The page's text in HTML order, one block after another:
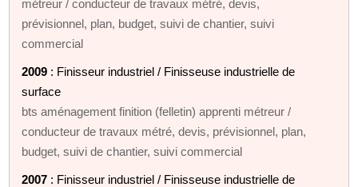
métreur / conducteur de travaux métré, devis,
prévisionnel, plan, budget, suivi de chantier, suivi
commercial
2009 : Finisseur industriel / Finisseuse industrielle de
surface
bts aménagement finition (felletin) apprenti métreur /
conducteur de travaux métré, devis, prévisionnel, plan,
budget, suivi de chantier, suivi commercial
2007 : Finisseur industriel / Finisseuse industrielle de